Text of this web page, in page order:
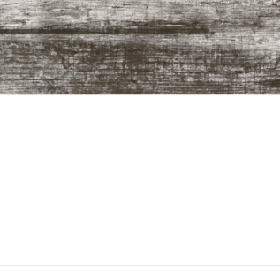
СПИСКУ
БАЖАНЬ